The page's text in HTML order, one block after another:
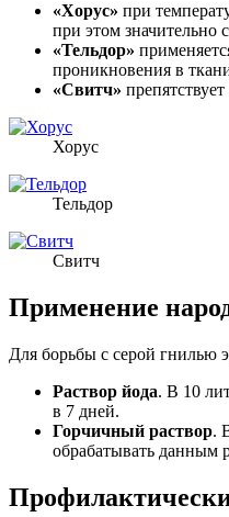
«Хорус» при
при этом значительно
«Тельдор»
проникновения в
«Свитч»
Хорус
Тельдор
Свитч
Применение
Для борьбы с серой гнилью
Раствор йода. В 10
в 7 дней.
Горчичный раствор.
обрабатывать данным